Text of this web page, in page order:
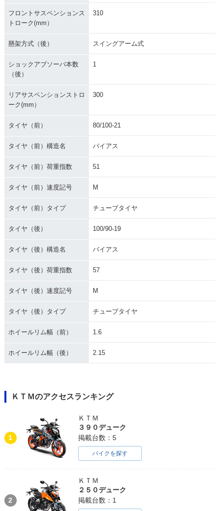
フロントサスペンションス
トローク(mm）
310
懸架方式（後） スイングアーム式
ショックアブソーバ本数
（後）
1
リアサスペンションストロ
ーク(mm）
300
タイヤ（前） 80/100-21
タイヤ（前）構造名 バイアス
タイヤ（前）荷重指数 51
タイヤ（前）速度記号 M
タイヤ（前）タイプ チューブタイヤ
タイヤ（後） 100/90-19
タイヤ（後）構造名 バイアス
タイヤ（後）荷重指数 57
タイヤ（後）速度記号 M
タイヤ（後）タイプ チューブタイヤ
ホイールリム幅（前） 1.6
ホイールリム幅（後） 2.15
ＫＴＭのアクセスランキング
1
ＫＴＭ
３９０デューク
掲載台数：5
バイクを探す
2
ＫＴＭ
２５０デューク
掲載台数：1